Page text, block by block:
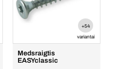
+54
variantai
Medsraigtis
EASYclassic